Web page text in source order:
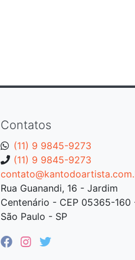
Contatos
(11) 9 9845-9273
(11) 9 9845-9273
Rua Guanandi, 16 - Jardim
Centenário - CEP 05365-160
São Paulo - SP